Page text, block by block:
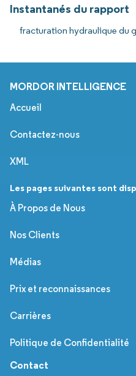
Instantanés du rapport
fracturation hydraulique du
MORDOR INTELLIGENCE
Accueil
Contactez-nous
XML
Les pages suivantes sont
À Propos de Nous
Nos Clients
Médias
Prix et reconnaissances
Carrières
Politique de Confidentialité
Contact